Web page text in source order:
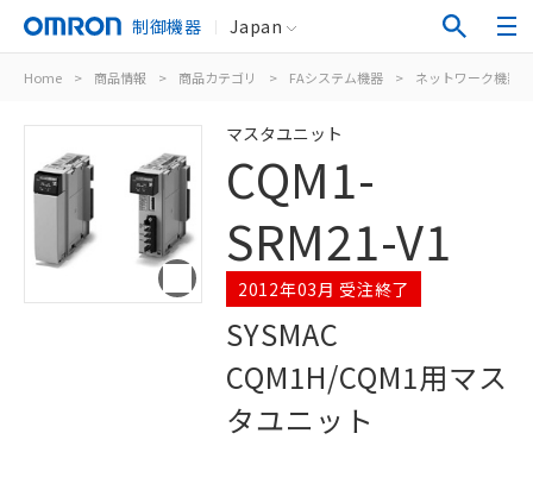
制御機器 Japan
Home > 商品情報 > 商品カテゴリ > FAシステム機器 > ネットワーク機器
マスタユニット
CQM1-
SRM21-V1
2012年03月 受注終了
SYSMAC
CQM1H/CQM1用マス
タユニット